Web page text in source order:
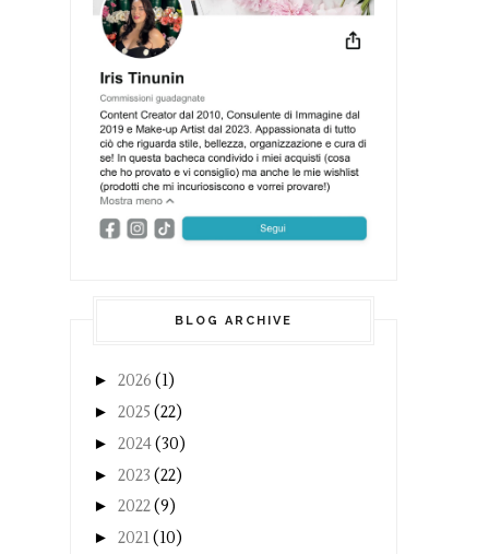
BLOG ARCHIVE
► 2026 (1)
► 2025 (22)
► 2024(30)
► 2023 (22)
► 2022(9)
► 2021(10)